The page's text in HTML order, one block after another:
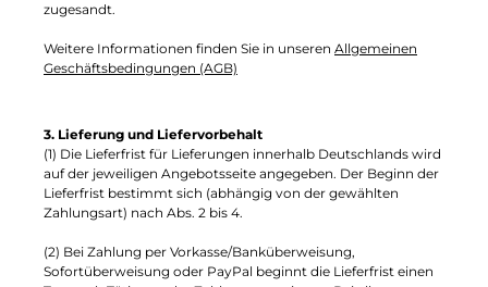
zugesandt.
Weitere Informationen finden Sie in unseren Allgemeinen
Geschäftsbedingungen (AGB)
3. Lieferung und Liefervorbehalt
(1) Die Lieferfrist für Lieferungen innerhalb Deutschlands wird
auf der jeweiligen Angebotsseite angegeben. Der Beginn der
Lieferfrist bestimmt sich (abhängig von der gewählten
Zahlungsart) nach Abs. 2 bis 4.
(2) Bei Zahlung per Vorkasse/Banküberweisung,
Sofortüberweisung oder PayPal beginnt die Lieferfrist einen